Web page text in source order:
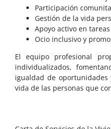
Participación
Gestión de la vida
Apoyo activo en
Ocio inclusivo y
El equipo profesional
individualizados,
igualdad de
vida de las personas que